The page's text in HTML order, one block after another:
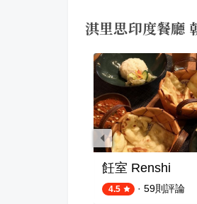
淇里思印度餐廳
飪室 Renshi
4.5 · 59則評論